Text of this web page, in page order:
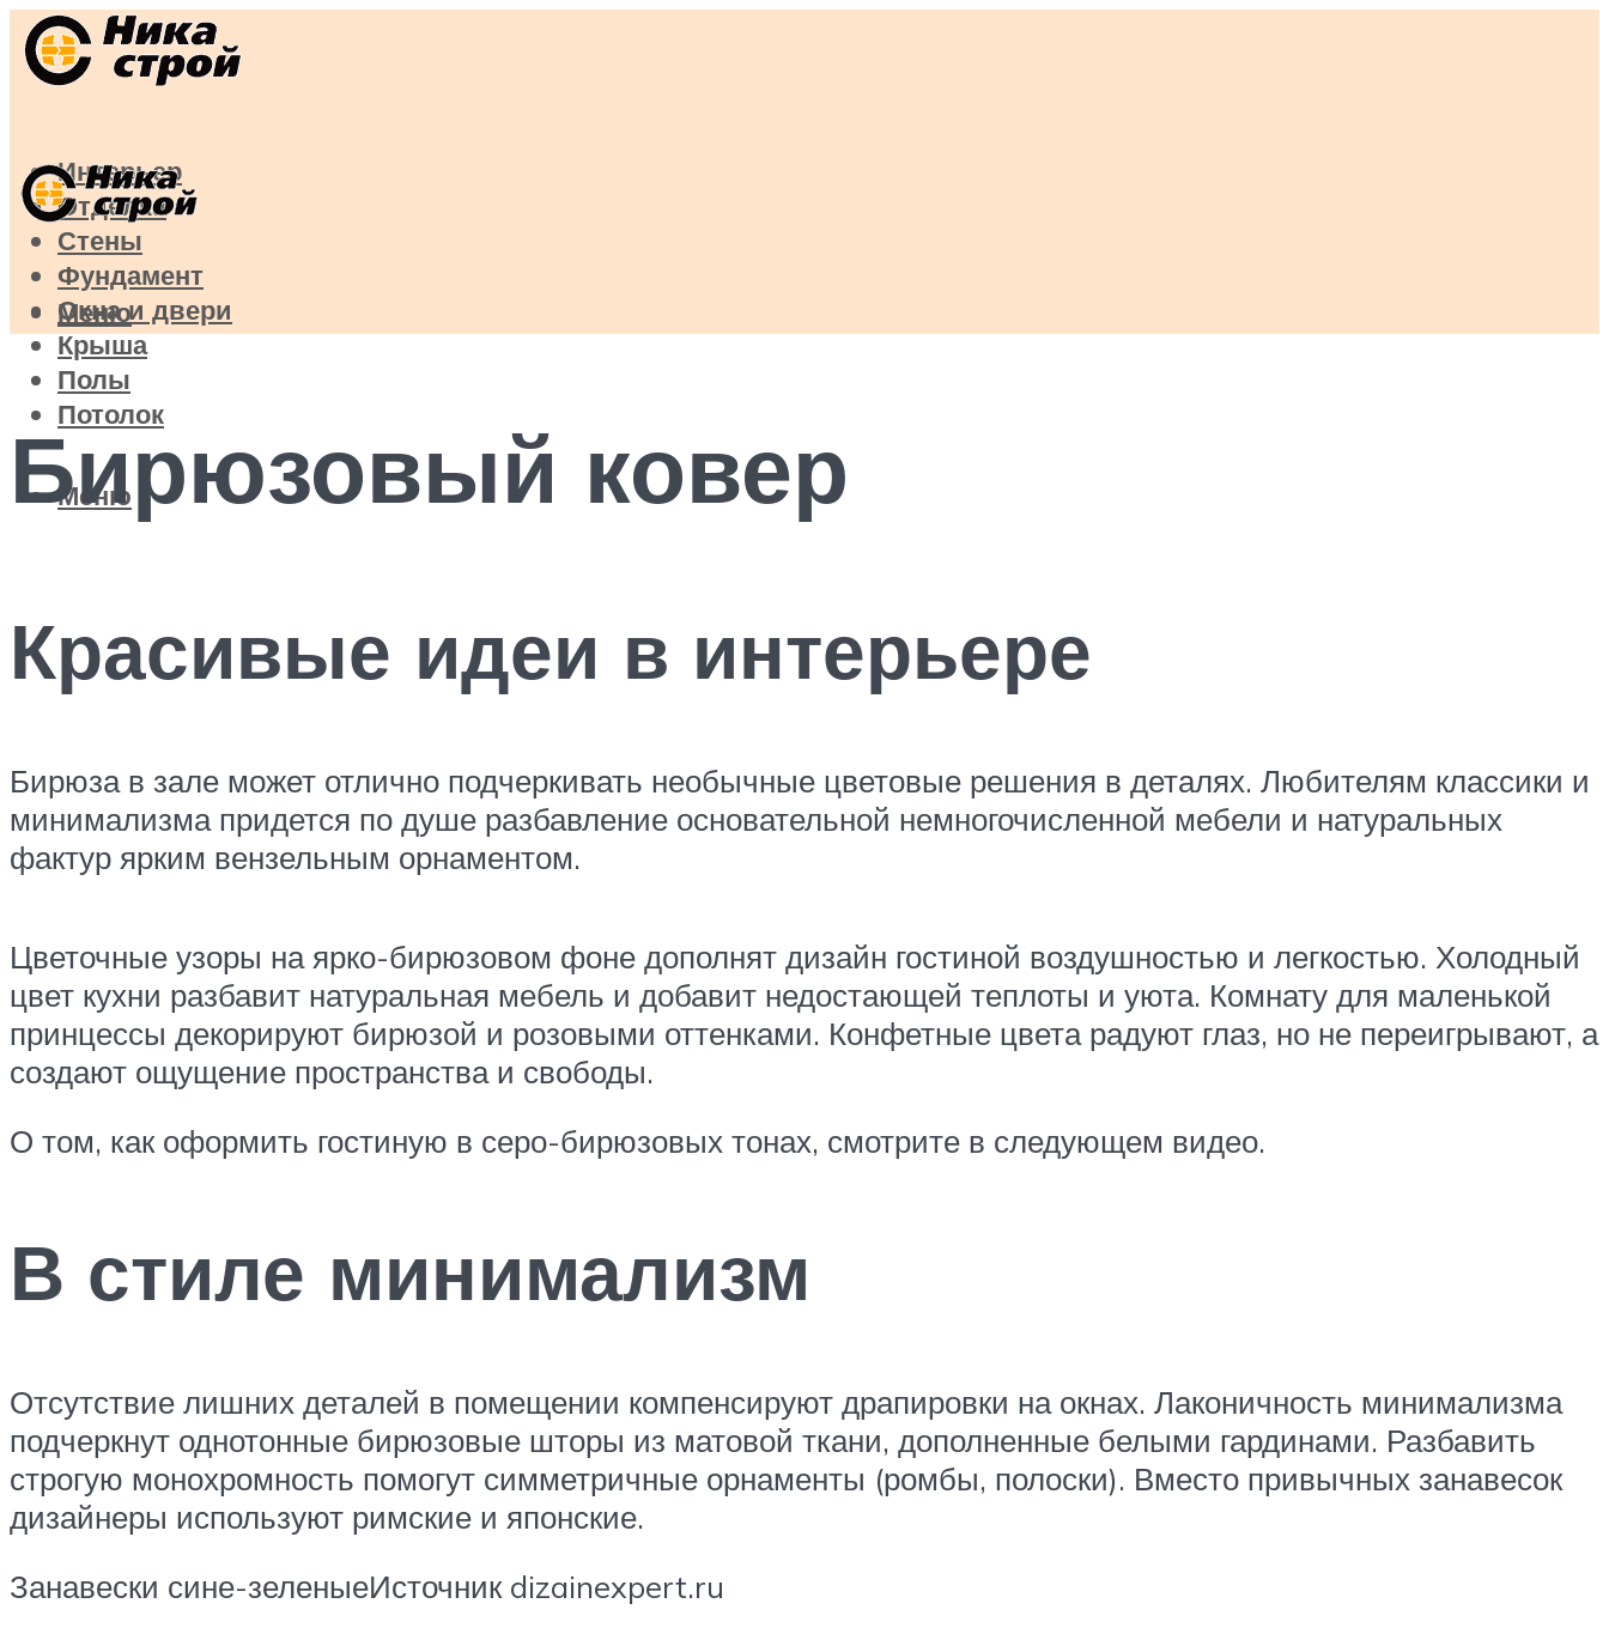
Интерьер
Отделка
Стены
Фундамент
Окна и двери
Крыша
Полы
Потолок
Меню
Меню
Бирюзовый ковер
Красивые идеи в интерьере
Бирюза в зале может отлично подчеркивать необычные цветовые решения в деталях. Любителям классики и
минимализма придется по душе разбавление основательной немногочисленной мебели и натуральных
фактур ярким вензельным орнаментом.
Цветочные узоры на ярко-бирюзовом фоне дополнят дизайн гостиной воздушностью и легкостью. Холодный
цвет кухни разбавит натуральная мебель и добавит недостающей теплоты и уюта. Комнату для маленькой
принцессы декорируют бирюзой и розовыми оттенками. Конфетные цвета радуют глаз, но не переигрывают, а
создают ощущение пространства и свободы.
О том, как оформить гостиную в серо-бирюзовых тонах, смотрите в следующем видео.
В стиле минимализм
Отсутствие лишних деталей в помещении компенсируют драпировки на окнах. Лаконичность минимализма
подчеркнут однотонные бирюзовые шторы из матовой ткани, дополненные белыми гардинами. Разбавить
строгую монохромность помогут симметричные орнаменты (ромбы, полоски). Вместо привычных занавесок
дизайнеры используют римские и японские.
Занавески сине-зеленыеИсточник dizainexpert.ru